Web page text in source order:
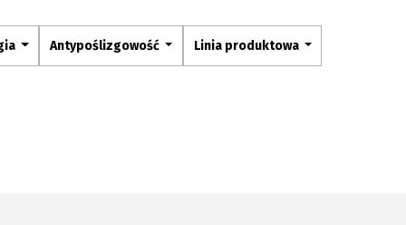
Antypoślizgowość Linia produktowa
Pliki do pobrania
Strefa architekta